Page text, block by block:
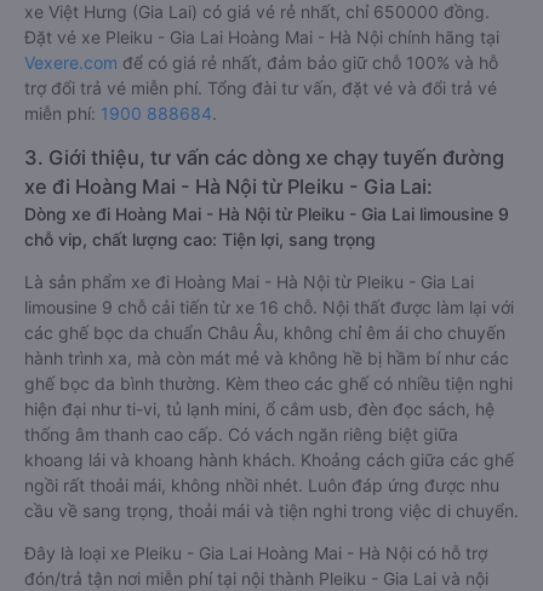
xe Việt Hưng (Gia Lai) có giá vé rẻ nhất, chỉ 650000 đồng.
Đặt vé xe Pleiku - Gia Lai Hoàng Mai - Hà Nội chính hãng tại
Vexere.com để có giá rẻ nhất, đảm bảo giữ chỗ 100% và hỗ
trợ đổi trả vé miễn phí. Tổng đài tư vấn, đặt vé và đổi trả vé
miễn phí: 1900 888684.
3. Giới thiệu, tư vấn các dòng xe chạy tuyến đường
xe đi Hoàng Mai - Hà Nội từ Pleiku - Gia Lai:
Dòng xe đi Hoàng Mai - Hà Nội từ Pleiku - Gia Lai limousine 9
chỗ vip, chất lượng cao: Tiện lợi, sang trọng
Là sản phẩm xe đi Hoàng Mai - Hà Nội từ Pleiku - Gia Lai
limousine 9 chỗ cải tiến từ xe 16 chỗ. Nội thất được làm lại với
các ghế bọc da chuẩn Châu Âu, không chỉ êm ái cho chuyến
hành trình xa, mà còn mát mẻ và không hề bị hầm bí như các
ghế bọc da bình thường. Kèm theo các ghế có nhiều tiện nghi
hiện đại như ti-vi, tủ lạnh mini, ổ cắm usb, đèn đọc sách, hệ
thống âm thanh cao cấp. Có vách ngăn riêng biệt giữa
khoang lái và khoang hành khách. Khoảng cách giữa các ghế
ngồi rất thoải mái, không nhồi nhét. Luôn đáp ứng được nhu
cầu về sang trọng, thoải mái và tiện nghi trong việc di chuyển.
Đây là loại xe Pleiku - Gia Lai Hoàng Mai - Hà Nội có hỗ trợ
đón/trả tận nơi miễn phí tại nội thành Pleiku - Gia Lai và nội